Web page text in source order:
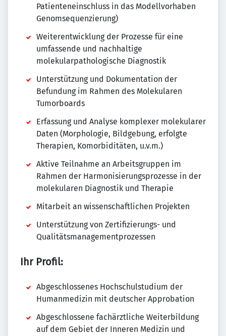
Patienteneinschluss in das Modellvorhaben
Genomsequenzierung)
Weiterentwicklung der Prozesse für eine
umfassende und nachhaltige
molekularpathologische Diagnostik
Unterstützung und Dokumentation der
Befundung im Rahmen des Molekularen
Tumorboards
Erfassung und Analyse komplexer molekularer
Daten (Morphologie, Bildgebung, erfolgte
Therapien, Komorbiditäten, u.v.m.)
Aktive Teilnahme an Arbeitsgruppen im
Rahmen der Harmonisierungsprozesse in der
molekularen Diagnostik und Therapie
Mitarbeit an wissenschaftlichen Projekten
Unterstützung von Zertifizierungs- und
Qualitätsmanagementprozessen
Ihr Profil:
Abgeschlossenes Hochschulstudium der
Humanmedizin mit deutscher Approbation
Abgeschlossene fachärztliche Weiterbildung
auf dem Gebiet der Inneren Medizin und